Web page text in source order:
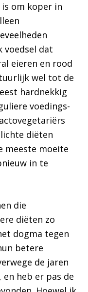
om koper in
voedsel dat
eieren en rood
wel tot de
hardnekkig
voedings-
diëten
meeste moeite
in te
die
diëten zo
dogma tegen
betere
de jaren
en heb er pas de